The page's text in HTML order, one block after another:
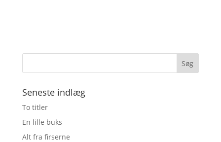
Seneste indlæg
To titler
En lille buks
Alt fra firserne